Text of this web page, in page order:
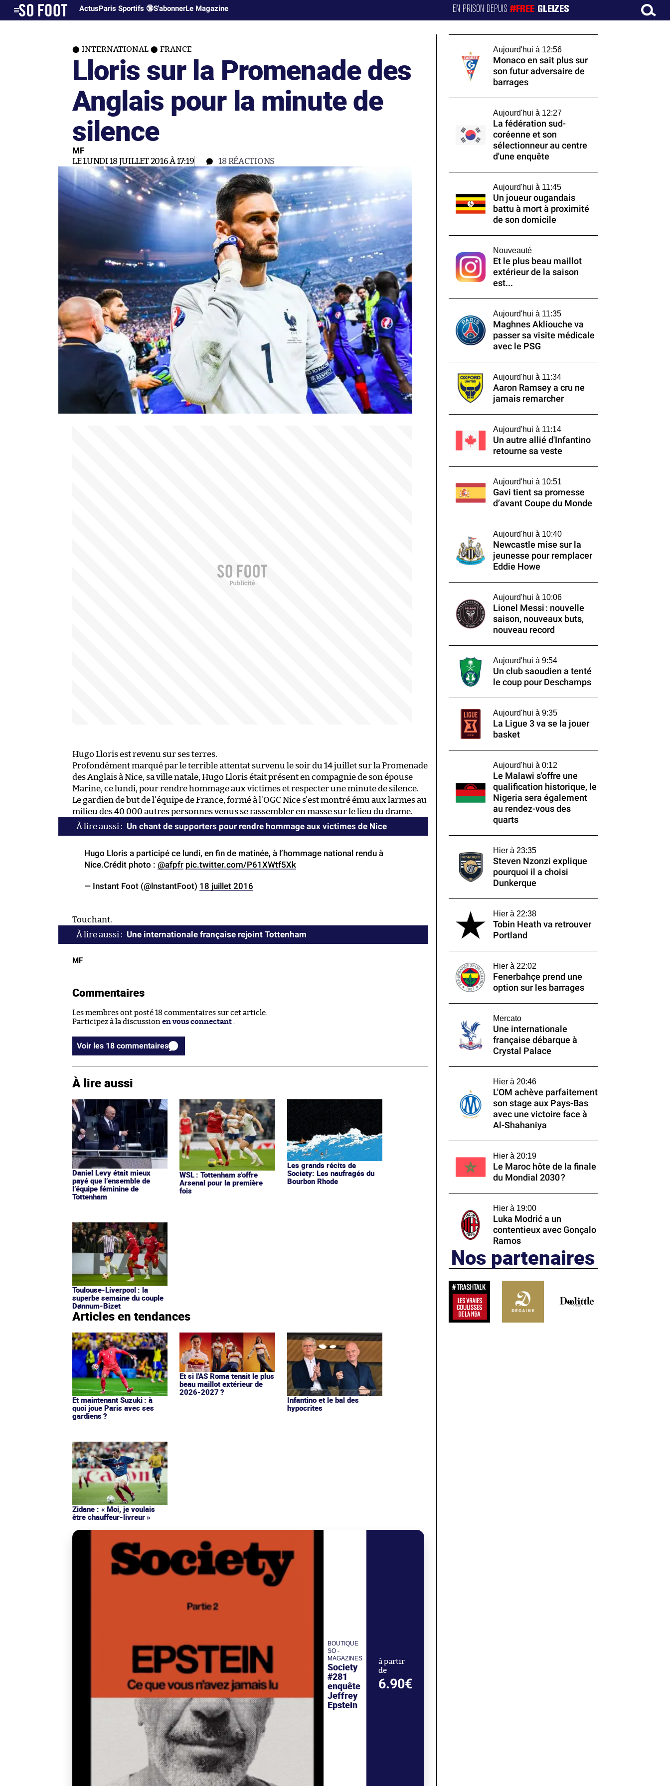
ActusParis Sportifs 🔞S'abonnerLe Magazine EN PRISON DEPUIS#FREE GLEIZES
INTERNATIONAL FRANCE
Lloris sur la Promenade des
Anglais pour la minute de
silence
MF
LE LUNDI 18 JUILLET 2016 À 17:19 18RÉACTIONS
Hugo Lloris est revenu sur ses terres.
Profondément marqué par le terrible attentat survenu le soir du 14 juillet sur la Promenade
des Anglais à Nice, sa ville natale, Hugo Lloris était présent en compagnie de son épouse
Marine, ce lundi, pour rendre hommage aux victimes et respecter une minute de silence.
Le gardien de but de l’équipe de France, formé à l’OGC Nice s’est montré ému aux larmes au
milieu des 40 000 autres personnes venus se rassembler en masse sur le lieu du drame.
Un chant de supporters pour rendre hommage aux victimes de Nice
Hugo Lloris a participé ce lundi, en fin de matinée, à l’hommage national rendu à
Nice.Crédit photo : @afpfr pic.twitter.com/P61XWtf5Xk
— Instant Foot (@lnstantFoot) 18 juillet 2016
Touchant.
Une internationale française rejoint Tottenham
MF
Commentaires
Les membres ont posté 18 commentaires sur cet article.
Participez à la discussion en vous connectant
Voir les 18 commentaires
À lire aussi
Daniel Levy était mieux
payé que l’ensemble de
l’équipe féminine de
Tottenham
WSL : Tottenham s'offre
Arsenal pour la première
fois
Les grands récits de
Society: Les naufragés du
Bourbon Rhode
Toulouse-Liverpool : la
superbe semaine du couple
Dønnum-Bizet
Articles en tendances
Et maintenant Suzuki : à
quoi joue Paris avec ses
gardiens ?
Et si l'AS Roma tenait le plus
beau maillot extérieur de
2026-2027 ?
Infantino et le bal des
hypocrites
Zidane : « Moi, je voulais
être chauffeur-livreur »
BOUTIQUE
SO -
MAGAZINES
Society
#281
enquête
Jeffrey
Epstein
à partir
de
6.90€
Aujourd'hui à 12:56
Monaco en sait plus sur
son futur adversaire de
barrages
Aujourd'hui à 12:27
La fédération sud-
coréenne et son
sélectionneur au centre
d'une enquête
Aujourd'hui à 11:45
Un joueur ougandais
battu à mort à proximité
de son domicile
Nouveauté
Et le plus beau maillot
extérieur de la saison
est...
Aujourd'hui à 11:35
Maghnes Akliouche va
passer sa visite médicale
avec le PSG
Aujourd'hui à 11:34
Aaron Ramsey a cru ne
jamais remarcher
Aujourd'hui à 11:14
Un autre allié d'Infantino
retourne sa veste
Aujourd'hui à 10:51
Gavi tient sa promesse
d’avant Coupe du Monde
Aujourd'hui à 10:40
Newcastle mise sur la
jeunesse pour remplacer
Eddie Howe
Aujourd'hui à 10:06
Lionel Messi : nouvelle
saison, nouveaux buts,
nouveau record
Aujourd'hui à 9:54
Un club saoudien a tenté
le coup pour Deschamps
Aujourd'hui à 9:35
La Ligue 3 va se la jouer
basket
Aujourd'hui à 0:12
Le Malawi s'offre une
qualification historique, le
Nigeria sera également
au rendez-vous des
quarts
Hier à 23:35
Steven Nzonzi explique
pourquoi il a choisi
Dunkerque
Hier à 22:38
Tobin Heath va retrouver
Portland
Hier à 22:02
Fenerbahçe prend une
option sur les barrages
Mercato
Une internationale
française débarque à
Crystal Palace
Hier à 20:46
L'OM achève parfaitement
son stage aux Pays-Bas
avec une victoire face à
Al-Shahaniya
Hier à 20:19
Le Maroc hôte de la finale
du Mondial 2030 ?
Hier à 19:00
Luka Modrić a un
contentieux avec Gonçalo
Ramos
Nos partenaires